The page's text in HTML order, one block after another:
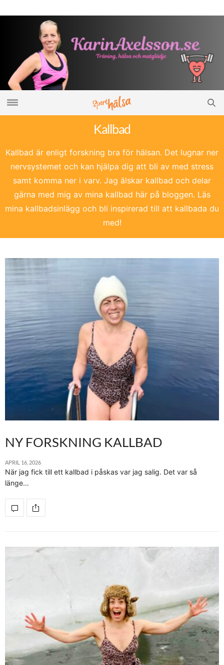
Kallbad
Kallbad är enligt forskning bra för hälsan. Det lugnar ner
nervsystemet och kan hjälpa dig att bli av med stress
samt komma ner i varv. Jag älskar kallbad och delar
gärna med mig av mina kallbad här på bloggen. Läs
mina kallbadsinlägg och bli inspirerad till att kallbada du
med!
NY FORSKNING KALLBAD
APRIL 16, 2026
När jag fick till ett kallbad i påskas var jag salig. Det var så
länge…